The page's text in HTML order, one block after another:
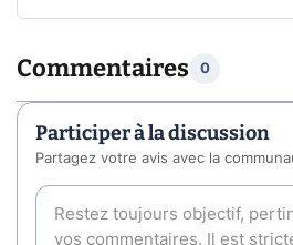
Commentaires 0
Participer à la discussion
Partagez votre avis avec la